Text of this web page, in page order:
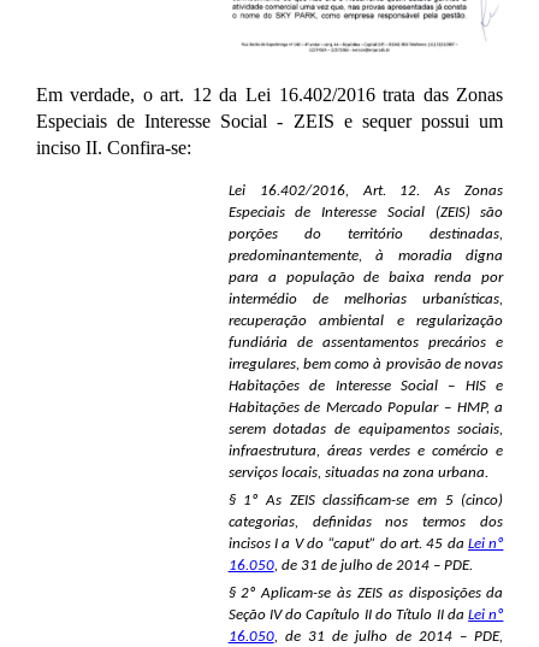
Em verdade, o art. 12 da Lei 16.402/2016 trata das Zonas
Especiais de Interesse Social - ZEIS e sequer possui um
inciso II. Confira-se:
Lei 16.402/2016, Art. 12. As Zonas
Especiais de Interesse Social (ZEIS) são
porções do território destinadas,
predominantemente, à moradia digna
para a população de baixa renda por
intermédio de melhorias urbanísticas,
recuperação ambiental e regularização
fundiária de assentamentos precários e
irregulares, bem como à provisão de novas
Habitações de Interesse Social – HIS e
Habitações de Mercado Popular – HMP, a
serem dotadas de equipamentos sociais,
infraestrutura, áreas verdes e comércio e
serviços locais, situadas na zona urbana.
§ 1º As ZEIS classificam-se em 5 (cinco)
categorias, definidas nos termos dos
incisos I a V do “caput” do art. 45 daLei nº
16.050, de 31 de julho de 2014 – PDE.
§ 2º Aplicam-se às ZEIS as disposições da
Seção IV do Capítulo II do Título II daLei nº
16.050, de 31 de julho de 2014 – PDE,